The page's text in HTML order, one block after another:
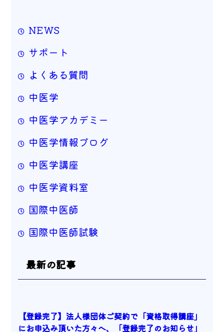
NEWS
サポート
よくある質問
中医学
中医学アカデミー
中医学情報ブログ
中医学講座
中医学資料室
国際中医師
国際中医師試験
最新の記事
【登録完了】法人様団体ご契約で「資格取得講座」
にお申込み頂いた方々へ、「登録完了のお知らせ」